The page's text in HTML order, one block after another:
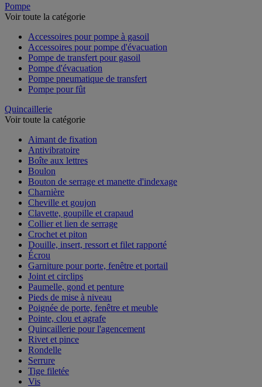
Pompe
Voir toute la catégorie
Accessoires pour pompe à gasoil
Accessoires pour pompe d'évacuation
Pompe de transfert pour gasoil
Pompe d'évacuation
Pompe pneumatique de transfert
Pompe pour fût
Quincaillerie
Voir toute la catégorie
Aimant de fixation
Antivibratoire
Boîte aux lettres
Boulon
Bouton de serrage et manette d'indexage
Charnière
Cheville et goujon
Clavette, goupille et crapaud
Collier et lien de serrage
Crochet et piton
Douille, insert, ressort et filet rapporté
Écrou
Garniture pour porte, fenêtre et portail
Joint et circlips
Paumelle, gond et penture
Pieds de mise à niveau
Poignée de porte, fenêtre et meuble
Pointe, clou et agrafe
Quincaillerie pour l'agencement
Rivet et pince
Rondelle
Serrure
Tige filetée
Vis